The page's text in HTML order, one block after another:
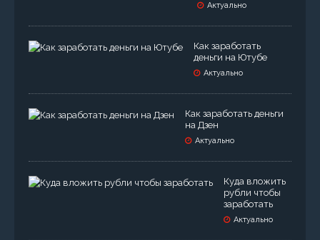
Актуально
Как заработать
деньги на Ютубе
Актуально
Как заработать деньги
на Дзен
Актуально
Куда вложить
рубли чтобы
заработать
Актуально